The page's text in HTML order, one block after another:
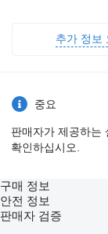
추가 정보
중요
판매자가 제공하는
확인하십시오.
구매 정보
안전 정보
판매자 검증